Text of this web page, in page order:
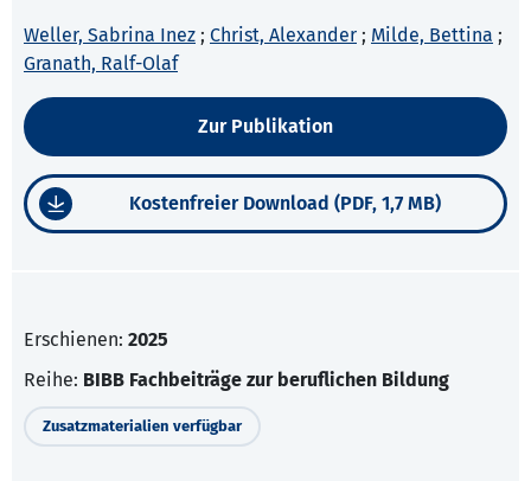
Weller, Sabrina Inez ; Christ, Alexander ; Milde, Bettina ;
Granath, Ralf-Olaf
Zur Publikation
Kostenfreier Download (PDF, 1,7 MB)
Erschienen: 2025
Reihe: BIBB Fachbeiträge zur beruflichen Bildung
Zusatzmaterialien verfügbar